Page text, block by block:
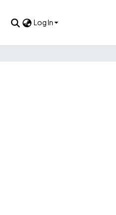
Log In